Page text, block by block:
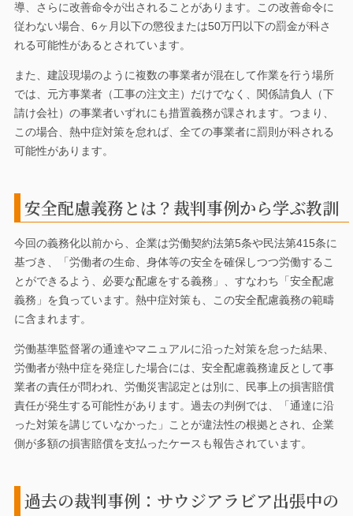
導、さらに改善命令が出されることがあります。この改善命令に
従わない場合、6ヶ月以下の懲役または50万円以下の罰金が科さ
れる可能性があるとされています。
また、建設現場のように複数の事業者が混在して作業を行う場所
では、元方事業者（工事の注文主）だけでなく、関係請負人（下
請け会社）の事業者いずれにも措置義務が課されます。つまり、
この場合、熱中症対策を怠れば、全ての事業者に罰則が科される
可能性があります。
安全配慮義務とは？裁判事例から学ぶ教訓
今回の義務化以前から、企業は労働契約法第5条や民法第415条に
基づき、「労働者の生命、身体等の安全を確保しつつ労働するこ
とができるよう、必要な配慮をする義務」、すなわち「安全配慮
義務」を負っています。熱中症対策も、この安全配慮義務の範疇
に含まれます。
労働基準監督署の通達やマニュアルに沿った対策を怠った結果、
労働者が熱中症を発症した場合には、安全配慮義務違反として事
業者の責任が問われ、労働災害認定とは別に、民事上の損害賠償
責任が発生する可能性があります。過去の判例では、「通達に沿
った対策を講じていなかった」ことが違法性の根拠とされ、企業
側が多額の損害賠償を支払ったケースも報告されています。
過去の裁判事例：サウジアラビア出張中の